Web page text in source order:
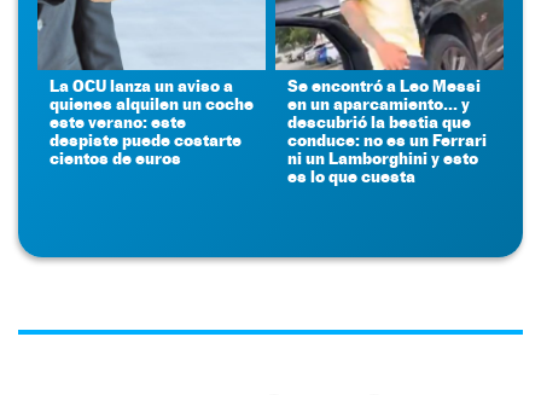
La OCU lanza un aviso a
quienes alquilen un coche
este verano: este
despiste puede costarte
cientos de euros
Se encontró a Leo Messi
en un aparcamiento... y
descubrió la bestia que
conduce: no es un Ferrari
ni un Lamborghini y esto
es lo que cuesta